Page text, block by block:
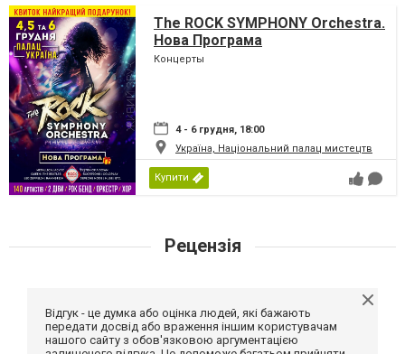
The ROCK SYMPHONY Orchestra.
Нова Програма
Концерты
4 - 6 грудня, 18:00
Україна, Національний палац мистецтв
Купити
Рецензія
Відгук - це думка або оцінка людей, які бажають
передати досвід або враження іншим користувачам
нашого сайту з обов'язковою аргументацією